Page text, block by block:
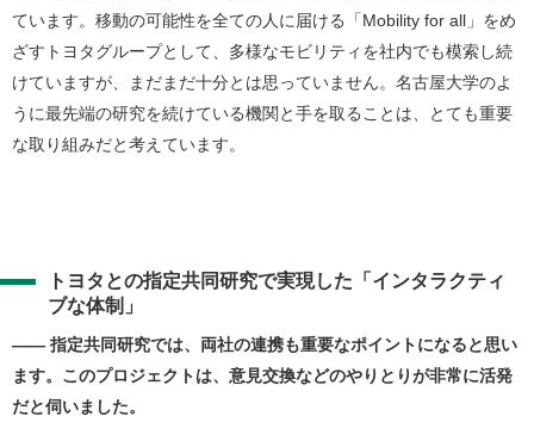
ています。移動の可能性を全ての人に届ける「Mobility for all」をめ
ざすトヨタグループとして、多様なモビリティを社内でも模索し続
けていますが、まだまだ十分とは思っていません。名古屋大学のよ
うに最先端の研究を続けている機関と手を取ることは、とても重要
な取り組みだと考えています。
トヨタとの指定共同研究で実現した「インタラクティ
ブな体制」
―― 指定共同研究では、両社の連携も重要なポイントになると思い
ます。このプロジェクトは、意見交換などのやりとりが非常に活発
だと伺いました。